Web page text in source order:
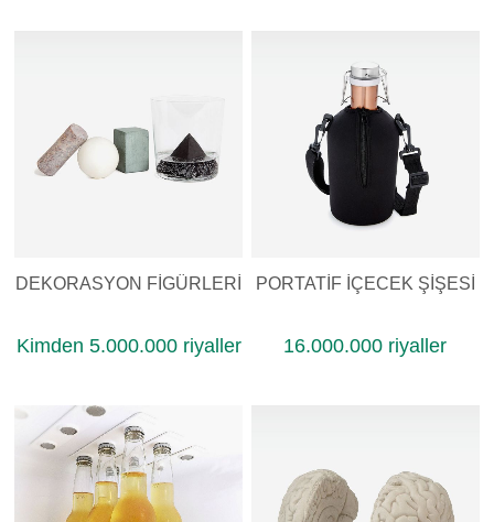
DEKORASYON FIGÜRLERI
Kimden 5.000.000 riyaller
PORTATIF İÇECEK ŞIŞESI
16.000.000 riyaller